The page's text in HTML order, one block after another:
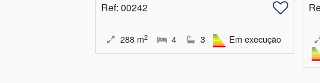
Ref: 00242
288 m2 4 3 Em execução